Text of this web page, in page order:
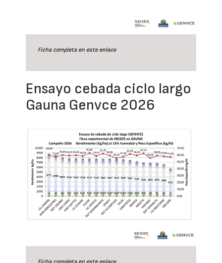
Ficha completa en este enlace
Ensayo cebada ciclo largo
Gauna Genvce 2026